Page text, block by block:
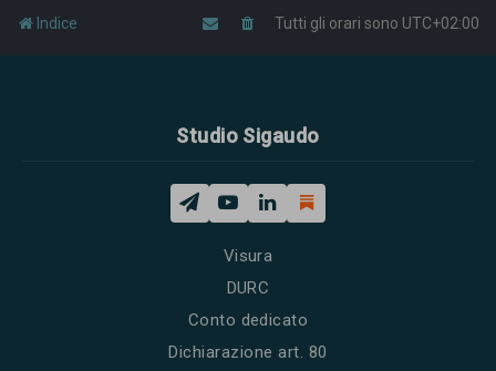
Indice Tutti gli orari sono UTC+02:00
Studio Sigaudo
Visura
DURC
Conto dedicato
Dichiarazione art. 80